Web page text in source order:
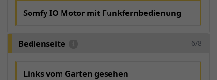
Somfy IO Motor mit Funkfernbedienung
Bedienseite 6/8
Links vom Garten gesehen